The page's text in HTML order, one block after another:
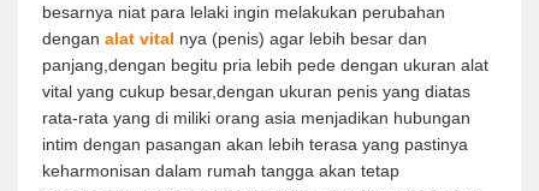
besarnya niat para lelaki ingin melakukan perubahan
dengan alat vital nya (penis) agar lebih besar dan
panjang,dengan begitu pria lebih pede dengan ukuran alat
vital yang cukup besar,dengan ukuran penis yang diatas
rata-rata yang di miliki orang asia menjadikan hubungan
intim dengan pasangan akan lebih terasa yang pastinya
keharmonisan dalam rumah tangga akan tetap